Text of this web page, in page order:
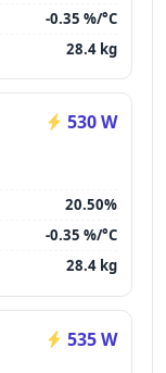
-0.35 %/°C
28.4 kg
530 W
20.50%
-0.35 %/°C
28.4 kg
535 W